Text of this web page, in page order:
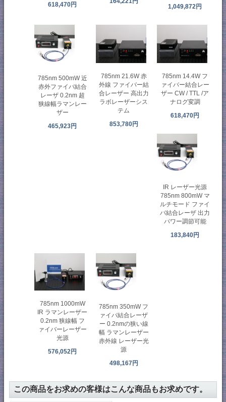
618,470円
1,049,872円
785nm 500mW 近
赤外ファイバ結合
レーザ 0.2nm 超
狭線幅ラマンレー
ザー
465,923円
785nm 21.6W 赤
外線 ファイバー結
合レーザー 高出力
ラボレーザーシス
テム
853,780円
785nm 14.4W フ
ァイバー結合レー
ザー CW / TTL /ア
ナログ変調
618,470円
IR レーザー光源
785nm 800mW マ
ルチモード ファイ
バ結合レーザ 出力
パワー調節可能
183,840円
785nm 1000mW
IR ラマンレーザー
0.2nm 狭線幅 フ
ァイバーレーザー
光源
576,052円
785nm 350mW フ
ァイバ結合レーザ
ー 0.2nmの狭い線
幅 ラマンレーザー
赤外線 レーザー光
源
498,167円
この商品をお求めの客様はこんな商品もお求めです。